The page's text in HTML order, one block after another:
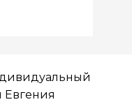
Евгения